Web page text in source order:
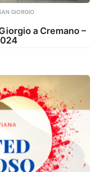
GIORGIO
a Cremano –